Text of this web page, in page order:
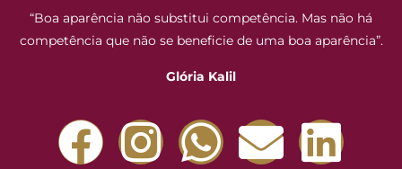
“Boa aparência não substitui competência. Mas não há
competência que não se beneficie de uma boa aparência”.
Glória Kalil